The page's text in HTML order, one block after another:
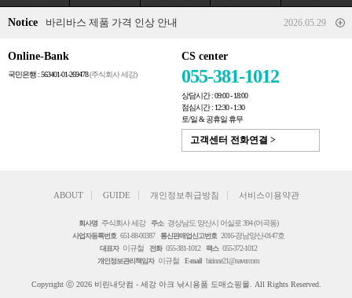
Notice 바리바스 제품 가격 인상 안내 2026.05.29
Online-Bank
국민은행 : 563401-01-269478(주식회사 세강)
CS center
055-381-1012
상담시간 : 09:00 - 18:00
점심시간 : 12:30 - 1:30
토/일 & 공휴일 휴무
고객센터 전화연결 >
ABOUT GUIDE 개인정보취급방침 서비스이용약관
회사명 주식회사 세강 주소 경상남도 양산시 어실로 394 (어곡동)
사업자등록번호 651-88-00387 통신판매업신고번호 2016-경남양산-0147호
대표자 이규철 전화 055-381-1012 팩스 055-372-1012
개인정보관리책임자 이규철 E-mail birinne21@naver.com
Copyright ⓒ 2026 비린내닷컴 - 세강 아크 낚시용품 도매쇼핑몰. All Rights Reserved.